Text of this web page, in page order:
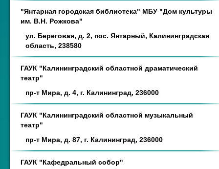
"Янтарная городская библиотека" МБУ "Дом культуры
им. В.Н. Рожкова"
ул. Береговая, д. 2, пос. Янтарный, Калининградская
область, 238580
ГАУК "Калининградский областной драматический
театр"
пр-т Мира, д. 4, г. Калининград, 236000
ГАУК "Калининградский областной музыкальный
театр"
пр-т Мира, д. 87, г. Калининград, 236000
ГАУК "Кафедральный собор"